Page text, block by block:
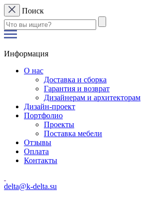
Поиск
Информация
О нас
Доставка и сборка
Гарантия и возврат
Дизайнерам и архитекторам
Дизайн-проект
Портфолио
Проекты
Поставка мебели
Отзывы
Оплата
Контакты
delta@k-delta.su